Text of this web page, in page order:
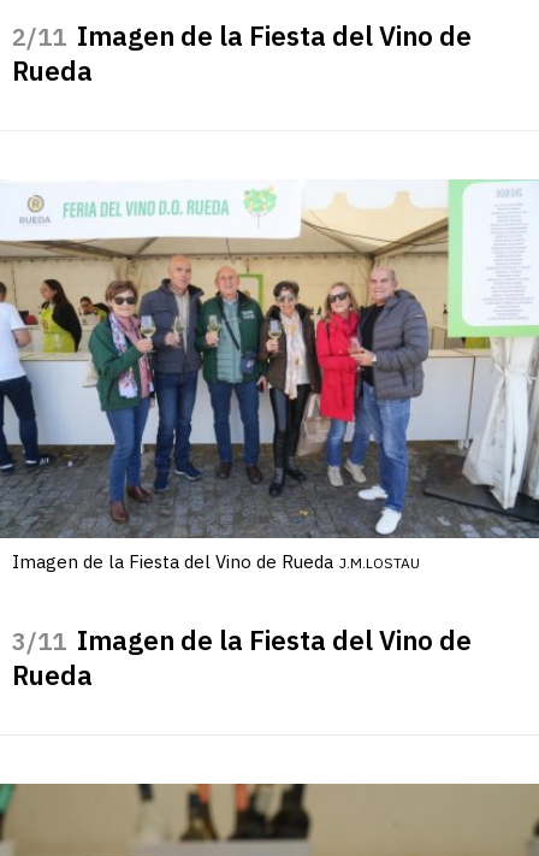
/11 Imagen de la Fiesta del Vino de
Rueda
Imagen de la Fiesta del Vino de Rueda J.M.LOSTAU
/11 Imagen de la Fiesta del Vino de
Rueda